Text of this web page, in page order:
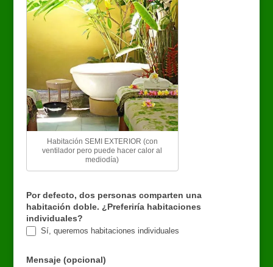
Habitación SEMI EXTERIOR (con
ventilador pero puede hacer calor al
mediodía)
Por defecto, dos personas comparten una
habitación doble. ¿Preferiría habitaciones
individuales?
Sí, queremos habitaciones individuales
Mensaje (opcional)